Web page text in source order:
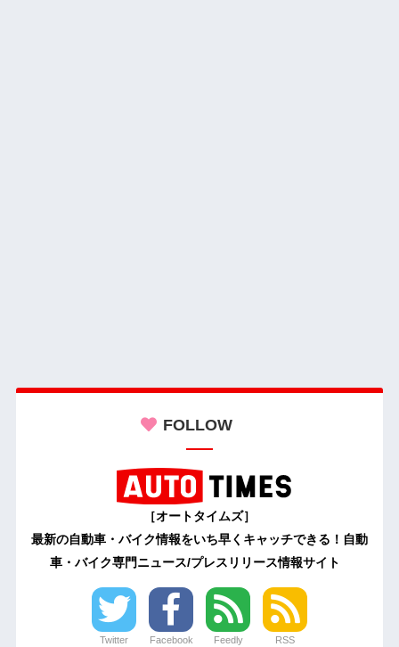
FOLLOW
［オートタイムズ］
最新の自動車・バイク情報をいち早くキャッチできる！自動
車・バイク専門ニュース/プレスリリース情報サイト
Twitter Facebook Feedly RSS